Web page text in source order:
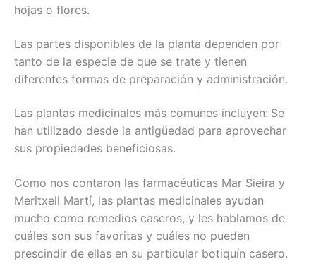
hojas o flores.
Las partes disponibles de la planta dependen por
tanto de la especie de que se trate y tienen
diferentes formas de preparación y administración.
Las plantas medicinales más comunes incluyen: Se
han utilizado desde la antigüedad para aprovechar
sus propiedades beneficiosas.
Como nos contaron las farmacéuticas Mar Sieira y
Meritxell Martí, las plantas medicinales ayudan
mucho como remedios caseros, y les hablamos de
cuáles son sus favoritas y cuáles no pueden
prescindir de ellas en su particular botiquín casero.